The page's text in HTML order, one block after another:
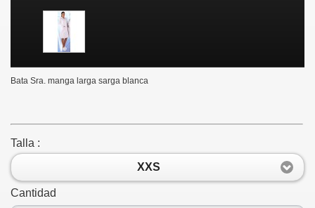
Bata Sra. manga larga sarga blanca
Talla :
XXS
Cantidad